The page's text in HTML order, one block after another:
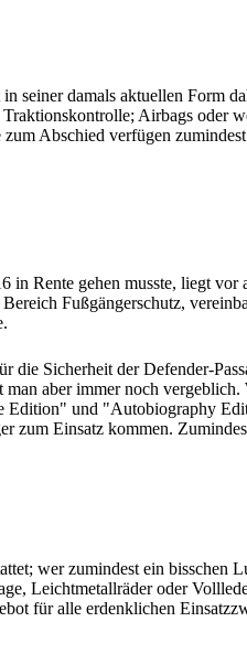
seiner damals aktuellen Form
Airbags oder
Abschied verfügen
Rente gehen musste, liegt vor
Fußgängerschutz,
Sicherheit der Defender-
aber immer noch
und "Autobiography
zum Einsatz kommen.
wer zumindest ein bisschen
Leichtmetallräder oder
für alle erdenklichen